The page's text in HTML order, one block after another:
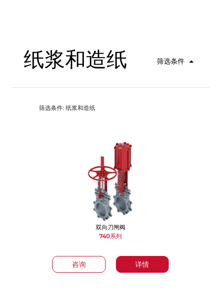
纸浆和造纸 筛选条件
筛选条件: 纸浆和造纸
咨询 详情
双向刀闸阀
740系列